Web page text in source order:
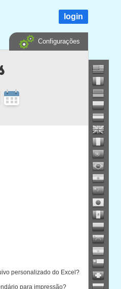
personalizado do Excel?
para impressão?
login
Configurações